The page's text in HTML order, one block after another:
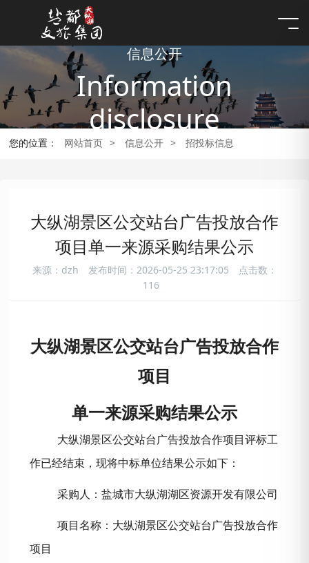
信息公开
Information
disclosure
您的位置： 网站首页 > 信息公开 > 招投标信息
大纵湖景区公交站台广告投放合作
项目单一来源采购结果公示
来源：dzh 发布时间：2026-05-25 23:17:05
点击数：
116
大纵湖景区公交站台广告投放合作
项目
单一来源采购结果公示
大纵湖景区公交站台广告投放合作项目评标工
作已经结束，现将中标单位结果公示如下：
采购人：盐城市大纵湖湖区资源开发有限公司
项目名称： 大纵湖景区公交站台广告投放合作
项目